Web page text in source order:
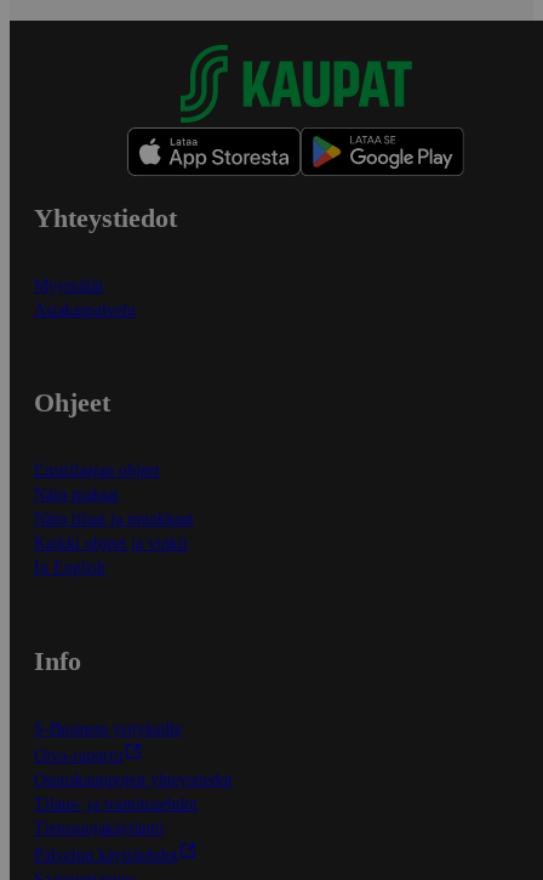
Yhteystiedot
Myymälät
Asiakaspalvelu
Ohjeet
Ensitilaajan ohjeet
Näin maksat
Näin tilaat ja muokkaat
Kaikki ohjeet ja vinkit
In English
Info
S-Business yrityksille
Oiva-raportit
Osuuskauppojen yhteystiedot
Tilaus- ja toimitusehdot
Tietosuojakäytäntö
Palvelun käyttöehdot